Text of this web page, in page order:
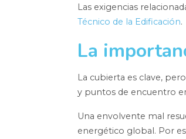
Las exigencias
Técnico de la Edificación.
La
La cubierta es clave,
y puntos de encuentro
Una envolvente mal
energético global. Por